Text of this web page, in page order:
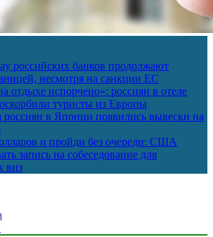
российских банков продолжают
несмотря на санкции ЕС
отдыхе испорчено»: россиян в отеле
туристы из Европы
россиян в Японии появились вывески на
и пройди без очереди: США
запись на собеседование для
виз